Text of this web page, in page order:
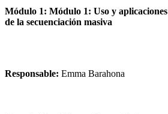
Módulo 1: Módulo 1: Uso y aplicaciones
de la secuenciación masiva
Responsable: Emma Barahona